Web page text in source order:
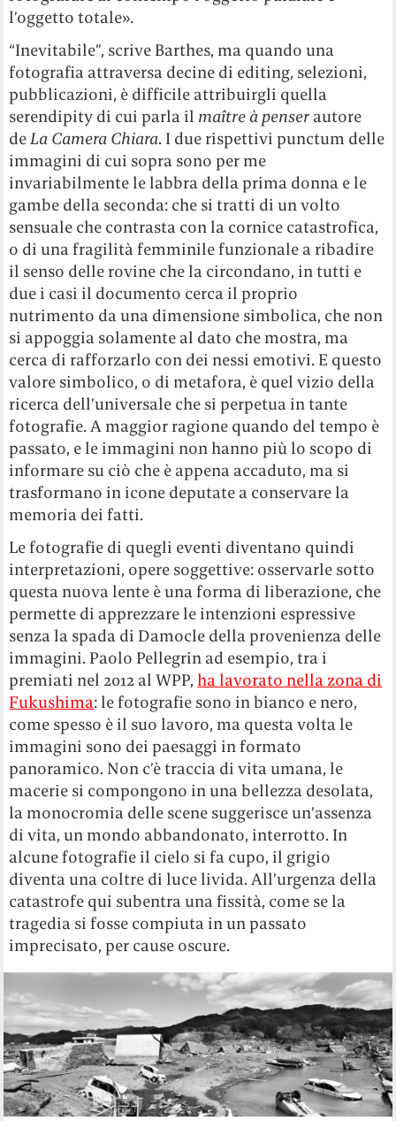
l’oggetto totale».
“Inevitabile”, scrive Barthes, ma quando una
fotografia attraversa decine di editing, selezioni,
pubblicazioni, è difficile attribuirgli quella
serendipity di cui parla il maître à penser autore
deLa Camera Chiara. I due rispettivi punctum delle
immagini di cui sopra sono per me
invariabilmente le labbra della prima donna e le
gambe della seconda: che si tratti di un volto
sensuale che contrasta con la cornice catastrofica,
o di una fragilità femminile funzionale a ribadire
il senso delle rovine che la circondano, in tutti e
due i casi il documento cerca il proprio
nutrimento da una dimensione simbolica, che non
si appoggia solamente al dato che mostra, ma
cerca di rafforzarlo con dei nessi emotivi. E questo
valore simbolico, o di metafora, è quel vizio della
ricerca dell’universale che si perpetua in tante
fotografie. A maggior ragione quando del tempo è
passato, e le immagini non hanno più lo scopo di
informare su ciò che è appena accaduto, ma si
trasformano in icone deputate a conservare la
memoria dei fatti.
Le fotografie di quegli eventi diventano quindi
interpretazioni, opere soggettive: osservarle sotto
questa nuova lente è una forma di liberazione, che
permette di apprezzare le intenzioni espressive
senza la spada di Damocle della provenienza delle
immagini. Paolo Pellegrin ad esempio, tra i
premiati nel 2012 al WPP, ha lavorato nella zona di
Fukushima: le fotografie sono in bianco e nero,
come spesso è il suo lavoro, ma questa volta le
immagini sono dei paesaggi in formato
panoramico. Non c’è traccia di vita umana, le
macerie si compongono in una bellezza desolata,
la monocromia delle scene suggerisce un’assenza
di vita, un mondo abbandonato, interrotto. In
alcune fotografie il cielo si fa cupo, il grigio
diventa una coltre di luce livida. All’urgenza della
catastrofe qui subentra una fissità, come se la
tragedia si fosse compiuta in un passato
imprecisato, per cause oscure.